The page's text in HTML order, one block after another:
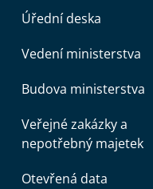
Úřední deska
Vedení ministerstva
Budova ministerstva
Veřejné zakázky a
nepotřebný majetek
Otevřená data